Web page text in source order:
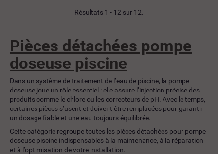
Résultats 1 - 12 sur 12.
Pièces détachées pompe
doseuse piscine
Dans un système de traitement de l’eau de piscine, la pompe
doseuse joue un rôle essentiel : elle assure l’injection précise des
produits comme le chlore ou les correcteurs de pH. Avec le temps,
certaines pièces s’usent et doivent être remplacées pour garantir
un dosage fiable et une eau toujours équilibrée.
Cette catégorie regroupe toutes les pièces détachées pour pompe
doseuse piscine indispensables à la maintenance, à la réparation
et à l’optimisation de votre installation.